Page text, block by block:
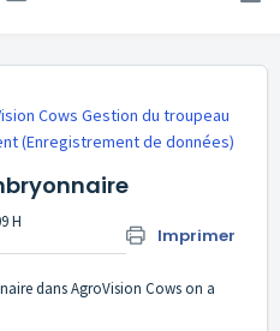
Cows Gestion du troupeau
(Enregistrement de données)
Imprimer
H
dans AgroVision Cows on a